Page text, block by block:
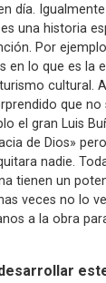
día.
una historia
Por
en lo que es la
cultural.
que no
el gran Luis
de Dios»
nadie.
tienen un
veces no lo
a la obra